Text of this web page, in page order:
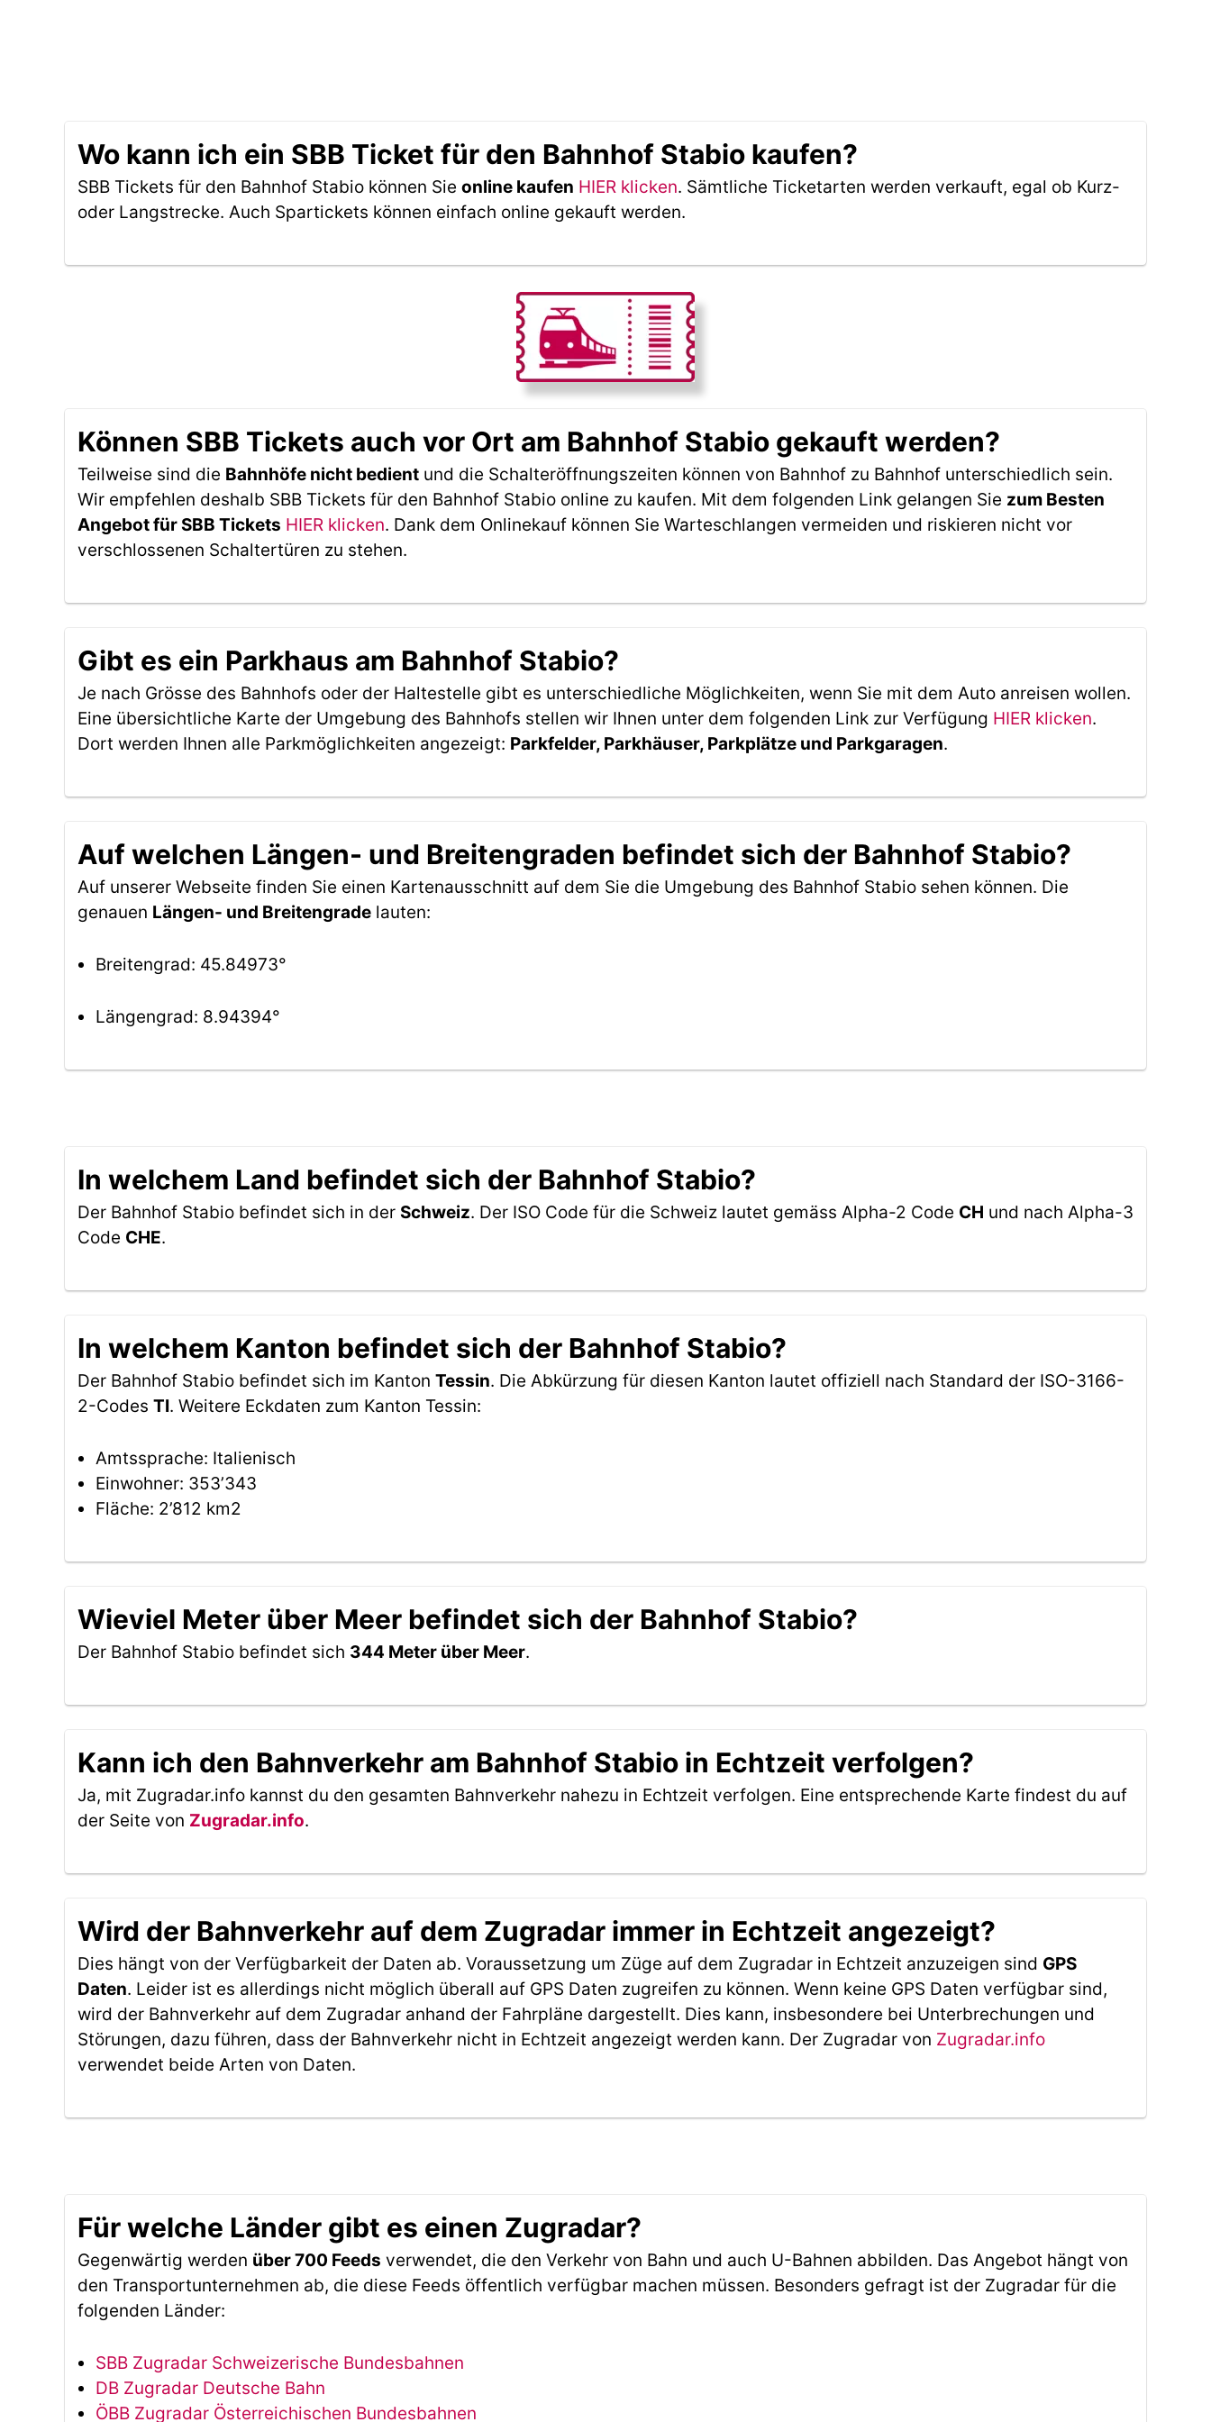
Wo kann ich ein SBB Ticket für den Bahnhof Stabio kaufen?
SBB Tickets für den Bahnhof Stabio können Sie online kaufen HIER klicken. Sämtliche Ticketarten werden verkauft, egal ob Kurz-
oder Langstrecke. Auch Spartickets können einfach online gekauft werden.
Können SBB Tickets auch vor Ort am Bahnhof Stabio gekauft werden?
Teilweise sind die Bahnhöfe nicht bedient und die Schalteröffnungszeiten können von Bahnhof zu Bahnhof unterschiedlich sein.
Wir empfehlen deshalb SBB Tickets für den Bahnhof Stabio online zu kaufen. Mit dem folgenden Link gelangen Sie zum Besten
Angebot für SBB Tickets HIER klicken. Dank dem Onlinekauf können Sie Warteschlangen vermeiden und riskieren nicht vor
verschlossenen Schaltertüren zu stehen.
Gibt es ein Parkhaus am Bahnhof Stabio?
Je nach Grösse des Bahnhofs oder der Haltestelle gibt es unterschiedliche Möglichkeiten, wenn Sie mit dem Auto anreisen wollen.
Eine übersichtliche Karte der Umgebung des Bahnhofs stellen wir Ihnen unter dem folgenden Link zur Verfügung HIER klicken.
Dort werden Ihnen alle Parkmöglichkeiten angezeigt: Parkfelder, Parkhäuser, Parkplätze und Parkgaragen.
Auf welchen Längen- und Breitengraden befindet sich der Bahnhof Stabio?
Auf unserer Webseite finden Sie einen Kartenausschnitt auf dem Sie die Umgebung des Bahnhof Stabio sehen können. Die
genauen Längen- und Breitengrade lauten:
Breitengrad: 45.84973°
Längengrad: 8.94394°
In welchem Land befindet sich der Bahnhof Stabio?
Der Bahnhof Stabio befindet sich in der Schweiz. Der ISO Code für die Schweiz lautet gemäss Alpha-2 Code CH und nach Alpha-3
Code CHE.
In welchem Kanton befindet sich der Bahnhof Stabio?
Der Bahnhof Stabio befindet sich im Kanton Tessin. Die Abkürzung für diesen Kanton lautet offiziell nach Standard der ISO-3166-
2-Codes TI. Weitere Eckdaten zum Kanton Tessin:
Amtssprache: Italienisch
Einwohner: 353’343
Fläche: 2’812 km2
Wieviel Meter über Meer befindet sich der Bahnhof Stabio?
Der Bahnhof Stabio befindet sich 344 Meter über Meer.
Kann ich den Bahnverkehr am Bahnhof Stabio in Echtzeit verfolgen?
Ja, mit Zugradar.info kannst du den gesamten Bahnverkehr nahezu in Echtzeit verfolgen. Eine entsprechende Karte findest du auf
der Seite von Zugradar.info.
Wird der Bahnverkehr auf dem Zugradar immer in Echtzeit angezeigt?
Dies hängt von der Verfügbarkeit der Daten ab. Voraussetzung um Züge auf dem Zugradar in Echtzeit anzuzeigen sind GPS
Daten. Leider ist es allerdings nicht möglich überall auf GPS Daten zugreifen zu können. Wenn keine GPS Daten verfügbar sind,
wird der Bahnverkehr auf dem Zugradar anhand der Fahrpläne dargestellt. Dies kann, insbesondere bei Unterbrechungen und
Störungen, dazu führen, dass der Bahnverkehr nicht in Echtzeit angezeigt werden kann. Der Zugradar von Zugradar.info
verwendet beide Arten von Daten.
Für welche Länder gibt es einen Zugradar?
Gegenwärtig werden über 700 Feeds verwendet, die den Verkehr von Bahn und auch U-Bahnen abbilden. Das Angebot hängt von
den Transportunternehmen ab, die diese Feeds öffentlich verfügbar machen müssen. Besonders gefragt ist der Zugradar für die
folgenden Länder:
SBB Zugradar Schweizerische Bundesbahnen
DB Zugradar Deutsche Bahn
ÖBB Zugradar Österreichischen Bundesbahnen